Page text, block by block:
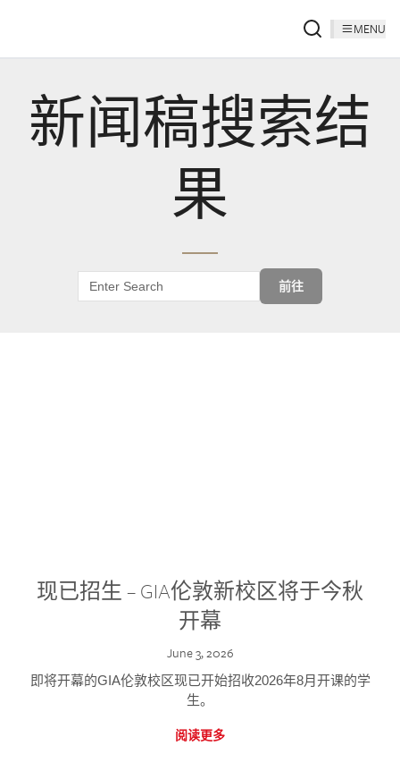
MENU
新闻稿搜索结
果
前往
现已招生 – GIA伦敦新校区将于今秋
开幕
June 3, 2026
即将开幕的GIA伦敦校区现已开始招收2026年8月开课的学
生。
阅读更多